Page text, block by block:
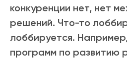
конкуренции нет, нет
решений. Что-то
лоббируется.
программ по развитию